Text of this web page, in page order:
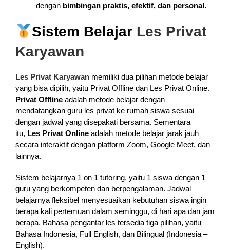
dengan bimbingan praktis, efektif, dan personal.
Sistem Belajar Les Privat
Karyawan
Les Privat Karyawanmemiliki dua pilihan metode belajar
yang bisa dipilih, yaitu Privat Offline dan Les Privat Online.
Privat Offlineadalah metode belajar dengan
mendatangkan guru les privat ke rumah siswa sesuai
dengan jadwal yang disepakati bersama. Sementara
itu, Les Privat Onlineadalah metode belajar jarak jauh
secara interaktif dengan platform Zoom, Google Meet, dan
lainnya.
Sistem belajarnya 1 on 1 tutoring, yaitu 1 siswa dengan 1
guru yang berkompeten dan berpengalaman. Jadwal
belajarnya fleksibel menyesuaikan kebutuhan siswa ingin
berapa kali pertemuan dalam seminggu, di hari apa dan jam
berapa. Bahasa pengantar les tersedia tiga pilihan, yaitu
Bahasa Indonesia, Full English, dan Bilingual (Indonesia –
English).